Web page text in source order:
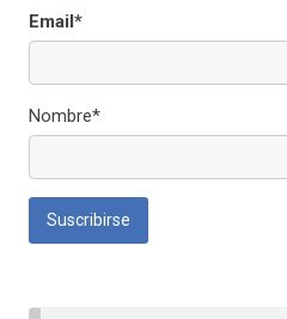
Email*
Nombre*